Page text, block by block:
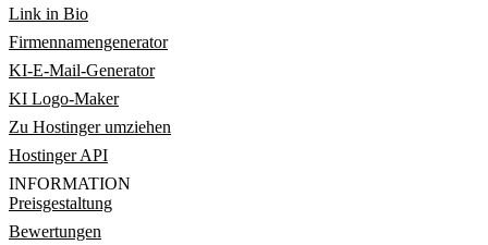
Link in Bio
Firmennamengenerator
KI-E-Mail-Generator
KI Logo-Maker
Zu Hostinger umziehen
Hostinger API
INFORMATION
Preisgestaltung
Bewertungen